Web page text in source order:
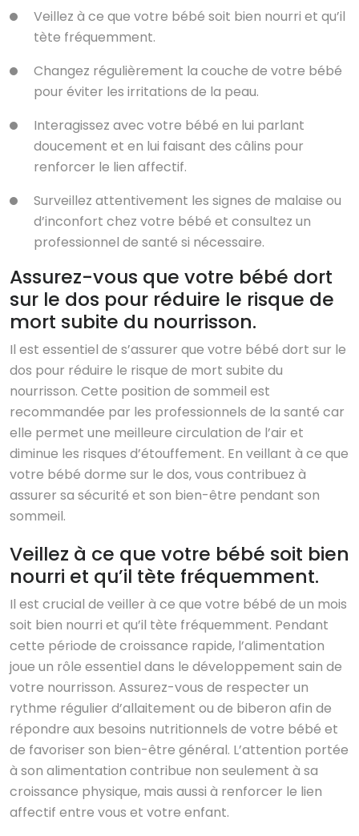
Veillez à ce que votre bébé soit bien nourri et qu’il
tète fréquemment.
Changez régulièrement la couche de votre bébé
pour éviter les irritations de la peau.
Interagissez avec votre bébé en lui parlant
doucement et en lui faisant des câlins pour
renforcer le lien affectif.
Surveillez attentivement les signes de malaise ou
d’inconfort chez votre bébé et consultez un
professionnel de santé si nécessaire.
Assurez-vous que votre bébé dort
sur le dos pour réduire le risque de
mort subite du nourrisson.
Il est essentiel de s’assurer que votre bébé dort sur le
dos pour réduire le risque de mort subite du
nourrisson. Cette position de sommeil est
recommandée par les professionnels de la santé car
elle permet une meilleure circulation de l’air et
diminue les risques d’étouffement. En veillant à ce que
votre bébé dorme sur le dos, vous contribuez à
assurer sa sécurité et son bien-être pendant son
sommeil.
Veillez à ce que votre bébé soit bien
nourri et qu’il tète fréquemment.
Il est crucial de veiller à ce que votre bébé de un mois
soit bien nourri et qu’il tète fréquemment. Pendant
cette période de croissance rapide, l’alimentation
joue un rôle essentiel dans le développement sain de
votre nourrisson. Assurez-vous de respecter un
rythme régulier d’allaitement ou de biberon afin de
répondre aux besoins nutritionnels de votre bébé et
de favoriser son bien-être général. L’attention portée
à son alimentation contribue non seulement à sa
croissance physique, mais aussi à renforcer le lien
affectif entre vous et votre enfant.